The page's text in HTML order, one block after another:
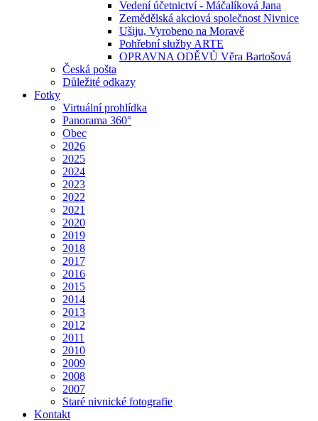
Vedení účetnictví - Máčalíková Jana
Zemědělská akciová společnost Nivnice
Ušiju, Vyrobeno na Moravě
Pohřební služby ARTE
OPRAVNA ODĚVŮ Věra Bartošová
Česká pošta
Důležité odkazy
Fotky
Virtuální prohlídka
Panorama 360°
Obec
2026
2025
2024
2023
2022
2021
2020
2019
2018
2017
2016
2015
2014
2013
2012
2011
2010
2009
2008
2007
Staré nivnické fotografie
Kontakt